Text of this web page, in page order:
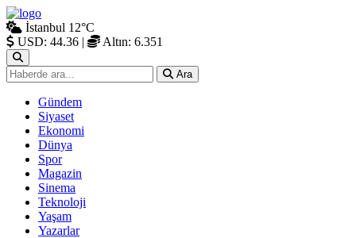
İstanbul 12°C
USD: 44.36 | Altın: 6.351
Ara
Gündem
Siyaset
Ekonomi
Dünya
Spor
Magazin
Sinema
Teknoloji
Yaşam
Yazarlar